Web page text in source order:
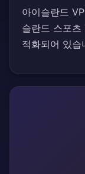
아이슬란드
슬란드 스포
적화되어 있습